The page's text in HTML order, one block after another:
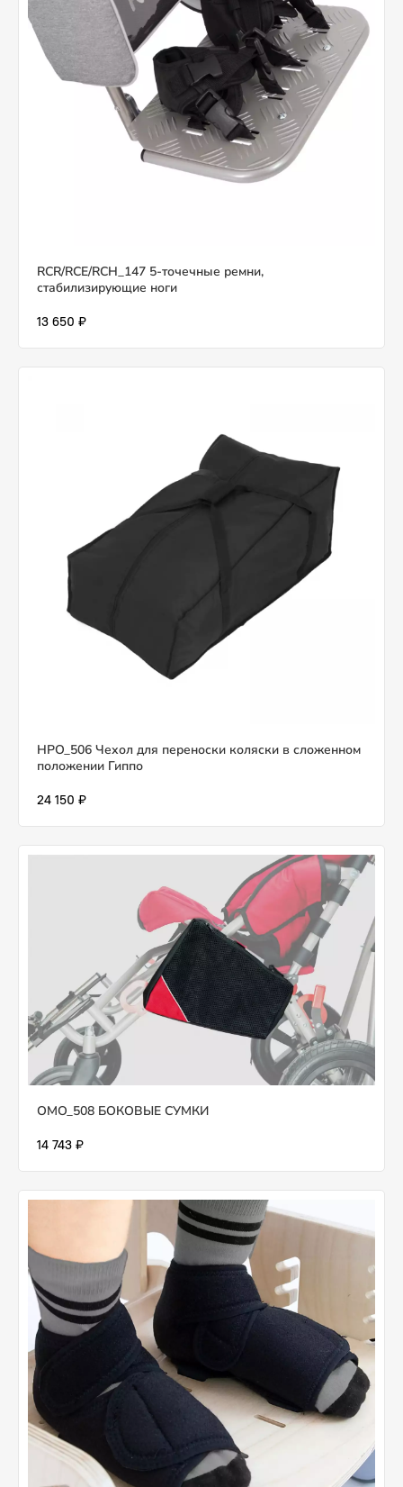
RCR/RCE/RCH_147 5-точечные ремни,
стабилизирующие ноги
13 650 ₽
HPO_506 Чехол для переноски коляски в сложенном
положении Гиппо
24 150 ₽
OMO_508 БОКОВЫЕ СУМКИ
14 743 ₽